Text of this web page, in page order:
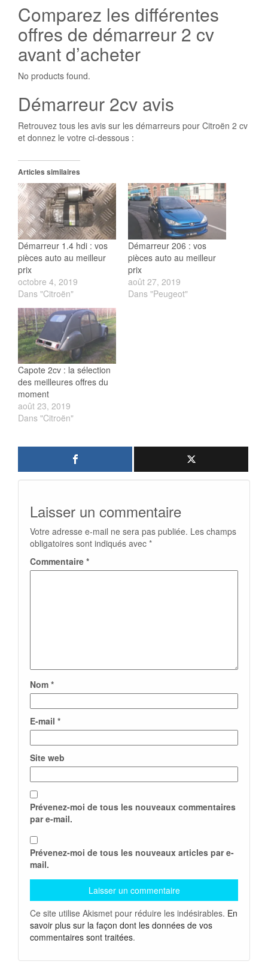
Comparez les différentes
offres de démarreur 2 cv
avant d’acheter
No products found.
Démarreur 2cv avis
Retrouvez tous les avis sur les démarreurs pour Citroën 2 cv
et donnez le votre ci-dessous :
Articles similaires
Démarreur 1.4 hdi : vos
pièces auto au meilleur
prix
octobre 4, 2019
Dans "Citroën"
Démarreur 206 : vos
pièces auto au meilleur
prix
août 27, 2019
Dans "Peugeot"
Capote 2cv : la sélection
des meilleures offres du
moment
août 23, 2019
Dans "Citroën"
Laisser un commentaire
Votre adresse e-mail ne sera pas publiée. Les champs
obligatoires sont indiqués avec *
Commentaire *
Nom *
E-mail *
Site web
Prévenez-moi de tous les nouveaux commentaires
par e-mail.
Prévenez-moi de tous les nouveaux articles par e-
mail.
Ce site utilise Akismet pour réduire les indésirables. En
savoir plus sur la façon dont les données de vos
commentaires sont traitées.